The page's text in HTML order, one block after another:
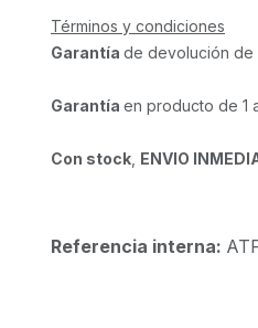
Términos y condiciones
Garantía de devolución de
Garantía en producto de 1
Con stock ENVIO
Referencia interna: